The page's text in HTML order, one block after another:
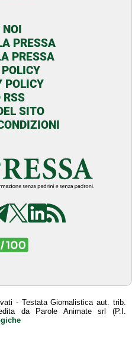
NOI
PRESSA
PRESSA
POLICY
RSS
SITO
- Testata Giornalistica aut. trib.
da Parole Animate srl (P.I.